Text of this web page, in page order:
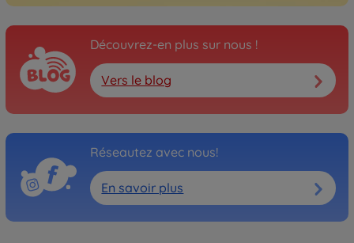
Découvrez-en plus sur nous !
Vers le blog
Réseautez avec nous!
En savoir plus